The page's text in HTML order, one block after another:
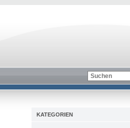
KATEGORIEN